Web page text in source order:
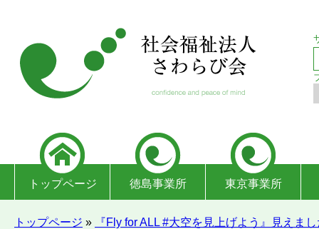
トップページ 徳島事業所 東京事業所
トップページ » 『Fly for ALL #大空を見上げよう』見えま